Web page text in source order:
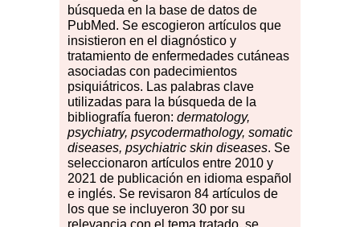
búsqueda en la base de datos de
PubMed. Se escogieron artículos que
insistieron en el diagnóstico y
tratamiento de enfermedades cutáneas
asociadas con padecimientos
psiquiátricos. Las palabras clave
utilizadas para la búsqueda de la
bibliografía fueron: dermatology,
psychiatry, psycodermathology, somatic
diseases, psychiatric skin diseases. Se
seleccionaron artículos entre 2010 y
2021 de publicación en idioma español
e inglés. Se revisaron 84 artículos de
los que se incluyeron 30 por su
relevancia con el tema tratado, se